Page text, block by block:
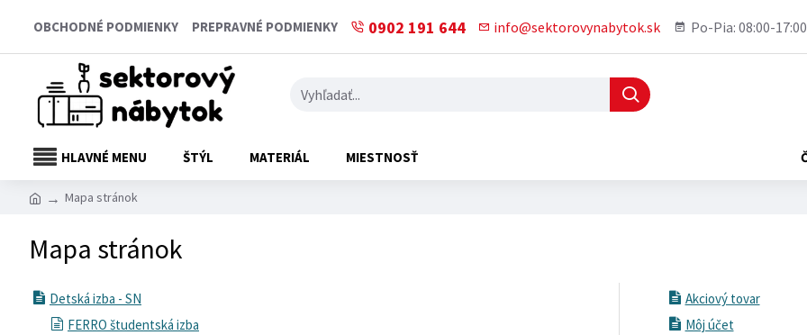
OBCHODNÉ PODMIENKY PREPRAVNÉ PODMIENKY 0902 191 644 info@sektorovynabytok.sk Po-Pia: 08:00-
HLAVNÉ MENU ŠTÝL MATERIÁL MIESTNOSŤ
Mapa stránok
Mapa stránok
Detská izba - SN
FERRO študentská izba
Akciový tovar
Môj účet